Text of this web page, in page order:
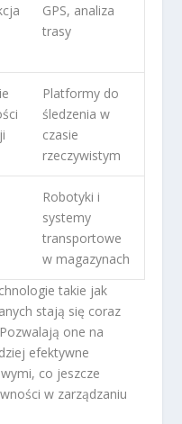
GPS, analiza
trasy
Platformy do
śledzenia w
czasie
rzeczywistym
Robotyki i
systemy
transportowe
w magazynach
takie jak
stają się coraz
one na
efektywne
co jeszcze
w zarządzaniu